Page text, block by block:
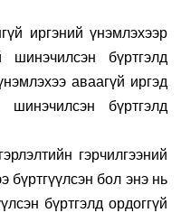
иргэний үнэмлэхээр
бүртгэлд
аваагүй иргэд
бүртгэлд
гэрчилгээний
бүртгүүлсэн бол энэ нь
бүртгэлд ордоггүй